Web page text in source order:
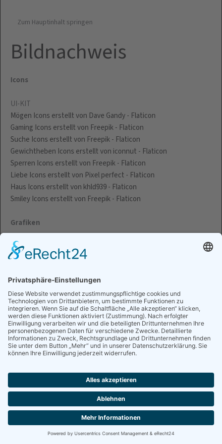
Zum Hauptinhalt springen
Bildnachweis
Icons
UI-KIT
Mögen Icons erstellt von Dave Gandy - Flaticon
Gaming Icons erstellt von Freepik - Flaticon
Suche Icons erstellt von Freepik - Flaticon
Gewichtheben Icons erstellt von iconnut - Flaticon
Sperren Icons erstellt von Freepik - Flaticon
Liebe Icons erstellt von Pixel perfect - Flaticon
Haus Icons erstellt von khld939 - Flaticon
Smiley Icons erstellt von Freepik - Flaticon
Grafiken
Clara – Hochschule Merseburg
Hintergrundgrafiken Spiel –